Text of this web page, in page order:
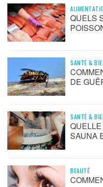
QUELS
SANTÉ &
DE
SANTÉ &
SAUNA
BEAUTÉ